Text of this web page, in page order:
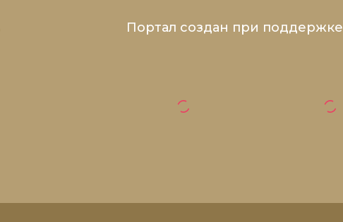
Портал создан при поддержке